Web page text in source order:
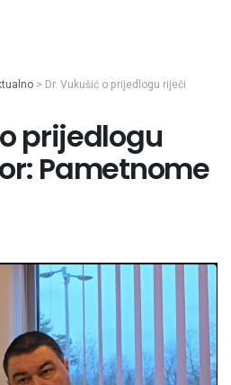
> Dr. Vukušić o prijedlogu riječi
prijedlogu
Pametnome